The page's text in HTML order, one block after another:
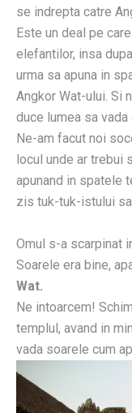
se indrepta catre
Este un deal pe
elefantilor, insa
urma sa apuna in
Angkor Wat-ului. Si
duce lumea sa vada
Ne-am facut noi
locul unde ar trebui
apunand in spatele
zis tuk-tuk-istului
Omul s-a scarpinat
Soarele era bine,
Wat.
Ne intoarcem!
templul, avand in
vada soarele cum